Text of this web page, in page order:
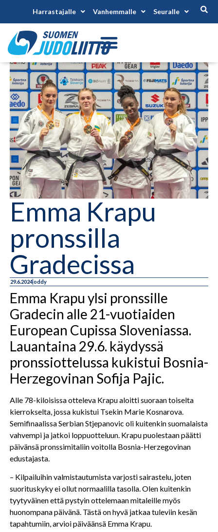
Harrastajalle Vanhemmalle Seuralle
Emma Krapu
pronssilla
Gradecissa
29.6.2024oddy
Emma Krapu ylsi pronssille
Gradecin alle 21-vuotiaiden
European Cupissa Sloveniassa.
Lauantaina 29.6. käydyssä
pronssiottelussa kukistui Bosnia-
Herzegovinan Sofija Pajic.
Alle 78-kiloisissa otteleva Krapu aloitti suoraan toiselta
kierrokselta, jossa kukistui Tsekin Marie Kosnarova.
Semifinaalissa Serbian Stjepanovic oli kuitenkin suomalaista
vahvempi ja jatkoi loppuotteluun. Krapu puolestaan päätti
päivänsä pronssimitaliin voitolla Bosnia-Herzegovinan
edustajasta.
– Kilpailuihin valmistautumista varjosti sairastelu, joten
suorituskyky ei ollut normaalilla tasolla. Olen kuitenkin
tyytyväinen että pystyin ottelemaan mitaleille myös
huonompana päivänä. Tästä on hyvä jatkaa tuleviin kesän
tapahtumiin, arvioi päiväänsä Emma Krapu.